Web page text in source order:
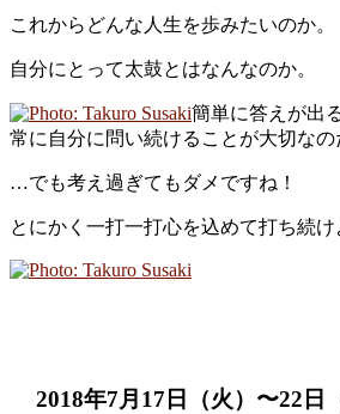
これからどんな人生を歩みたいのか。
自分にとって太鼓とはなんなのか。
簡単に答えが出
常に自分に問い続けることが大切なの
…でも考え過ぎてもダメですね！
とにかく一打一打心を込めて打ち続け
2018年7月17日（火）〜22日